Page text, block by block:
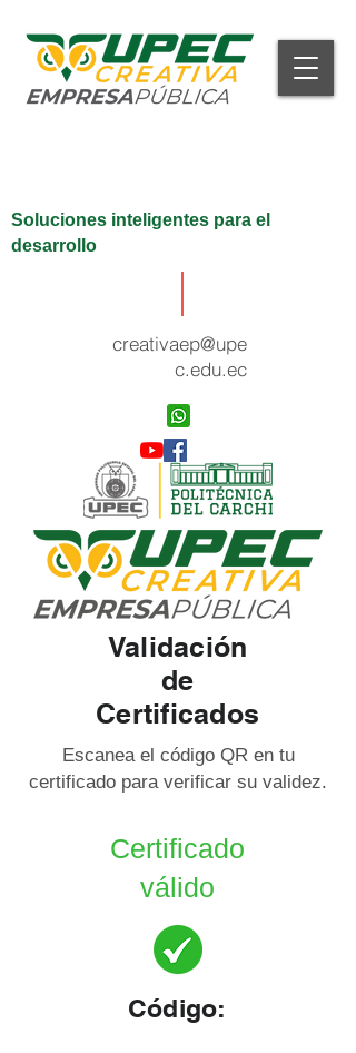
Soluciones inteligentes para el
desarrollo
creativaep@upe
c.edu.ec
Validación
de
Certificados
Escanea el código QR en tu
certificado para verificar su validez.
Certificado
válido
Código: